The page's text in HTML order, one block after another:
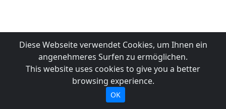
Diese Webseite verwendet Cookies, um Ihnen ein
angenehmeres Surfen zu ermöglichen.
This website uses cookies to give you a better
browsing experience.
OK